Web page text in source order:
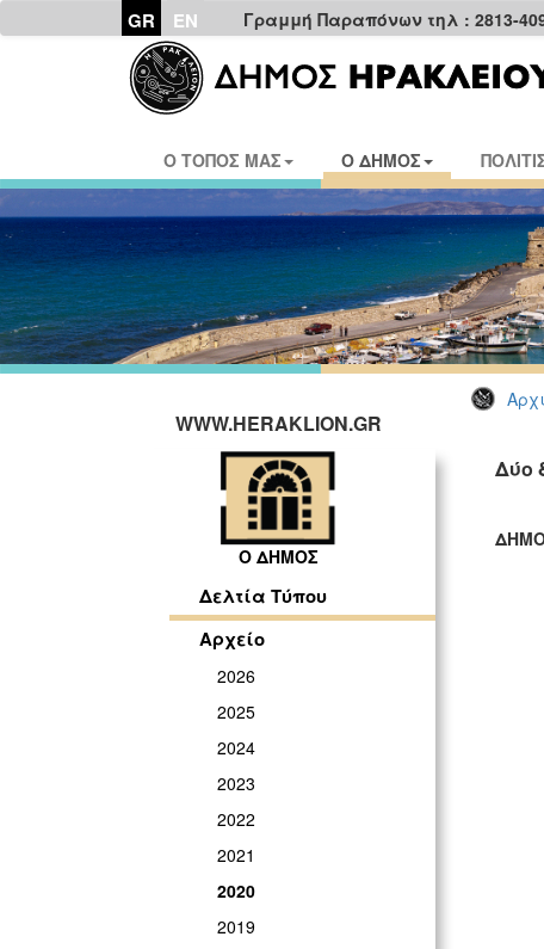
GR EN Γραμμή Παραπόνων τηλ : 2813-
Ο ΤΟΠΟΣ ΜΑΣ Ο ΔΗΜΟΣ
WWW.HERAKLION.GR
Ο ΔΗΜΟΣ
Δελτία Τύπου
Αρχείο
2026
2025
2024
2023
2022
2021
2020
2019
Δύο